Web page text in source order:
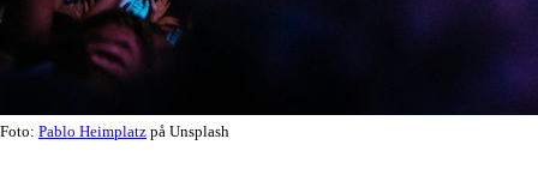
Foto: Pablo Heimplatz på Unsplash